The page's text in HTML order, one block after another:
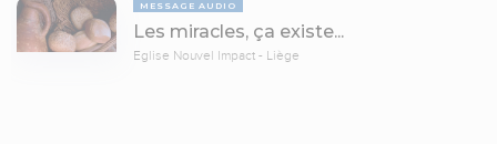
MESSAGE AUDIO
Les miracles, ça existe...
Eglise Nouvel Impact - Liège